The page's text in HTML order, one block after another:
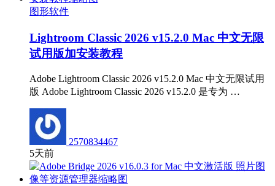
图形软件
Lightroom Classic 2026 v15.2.0 Mac 中文无限
试用版加安装教程
Adobe Lightroom Classic 2026 v15.2.0 Mac 中文无限试用
版 Adobe Lightroom Classic 2026 v15.2.0 是专为 …
2570834467
5天前